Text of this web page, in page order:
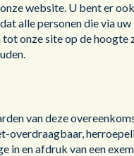
website. U bent er
alle personen die via uw
onze site op de hoogte
van deze
overdraagbaar,
in en afdruk van een